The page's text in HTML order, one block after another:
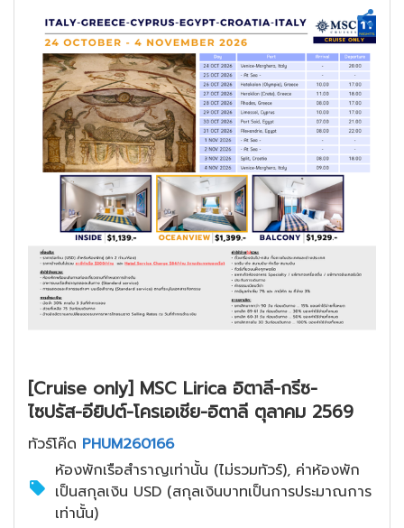
[Cruise only] MSC Lirica อิตาลี-กรีซ-
ไซปรัส-อียิปต์-โครเอเชีย-อิตาลี ตุลาคม 2569
ทัวร์โค๊ด PHUM260166
ห้องพักเรือสำราญเท่านั้น (ไม่รวมทัวร์), ค่าห้องพัก
เป็นสกุลเงิน USD (สกุลเงินบาทเป็นการประมาณการ
เท่านั้น)